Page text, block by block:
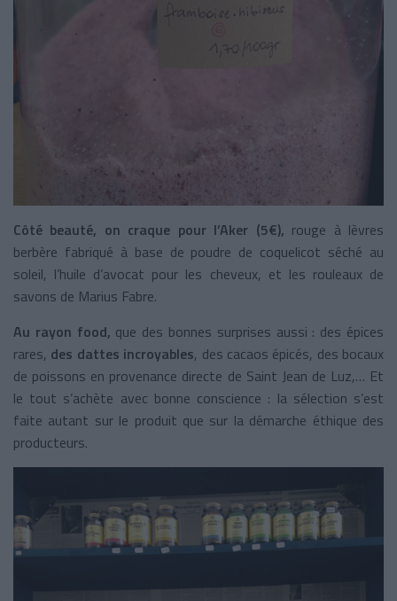
Côté beauté, on craque pour l’Aker (5€), rouge à lèvres
berbère fabriqué à base de poudre de coquelicot séché au
soleil, l’huile d’avocat pour les cheveux, et les rouleaux de
savons de Marius Fabre.
Au rayon food, que des bonnes surprises aussi : des épices
rares, des dattes incroyables, des cacaos épicés, des bocaux
de poissons en provenance directe de Saint Jean de Luz,… Et
le tout s’achète avec bonne conscience : la sélection s’est
faite autant sur le produit que sur la démarche éthique des
producteurs.